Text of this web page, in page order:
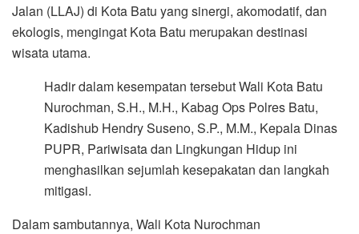
Jalan (LLAJ) di Kota Batu yang sinergi, akomodatif, dan
ekologis, mengingat Kota Batu merupakan destinasi
wisata utama.
Hadir dalam kesempatan tersebut Wali Kota Batu
Nurochman, S.H., M.H., Kabag Ops Polres Batu,
Kadishub Hendry Suseno, S.P., M.M., Kepala Dinas
PUPR, Pariwisata dan Lingkungan Hidup ini
menghasilkan sejumlah kesepakatan dan langkah
mitigasi.
Dalam sambutannya, Wali Kota Nurochman